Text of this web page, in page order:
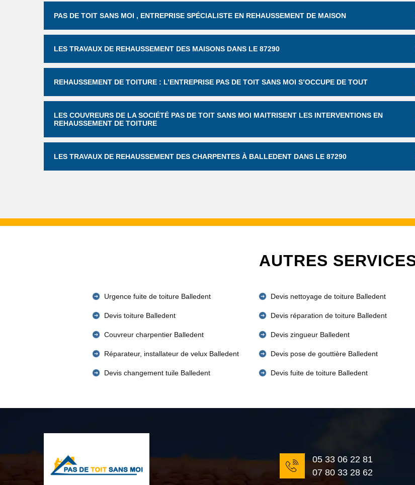
PAS DE TOIT SANS MOI , ENTREPRISE SPÉCIALISTE EN REHAUSSEMENT DE MAISON
LES TRAVAUX DE REHAUSSEMENT DES MAISONS DANS LE 87290
REHAUSSEMENT DE TOITURE : L’ENTREPRISE PAS DE TOIT SANS MOI S’OCCUPE DE TOUT
LES COUVREURS DE LA SOCIÉTÉ PAS DE TOIT SANS MOI MAITRISENT LES INTERVENTIONS EN
REHAUSSEMENT DE TOITURE
LES TRAVAUX DE REHAUSSEMENT DES CHARPENTES À BALLEDENT DANS LE 87290
AUTRES
Urgence fuite de toiture Balledent
Devis toiture Balledent
Couvreur charpentier Balledent
Réparateur, installateur de velux Balledent
Devis changement tuile Balledent
Devis nettoyage de toiture Balledent
Devis réparation de toiture Balledent
Devis zingueur Balledent
Devis pose de gouttière Balledent
Devis fuite de toiture Balledent
05 33 06 22 81
07 80 33 28 62